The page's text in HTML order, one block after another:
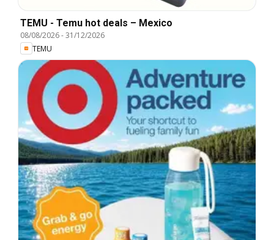
TEMU - Temu hot deals – Mexico
08/08/2026-31/12/2026
TEMU